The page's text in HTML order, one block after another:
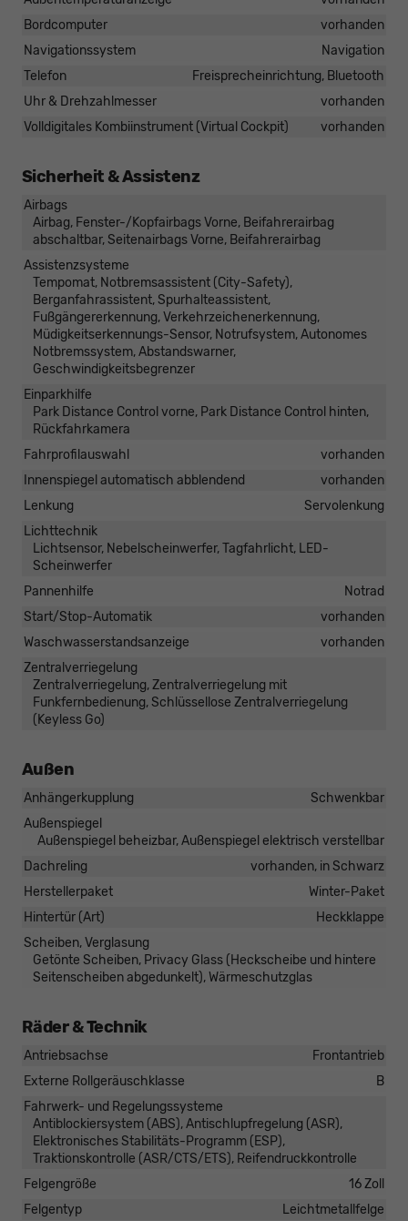
Bordcomputer
vorhanden
Navigationssystem
Navigation
Telefon
Freisprecheinrichtung, Bluetooth
Uhr & Drehzahlmesser
vorhanden
Volldigitales Kombiinstrument (Virtual Cockpit)
vorhanden
Sicherheit & Assistenz
Airbags
Airbag, Fenster-/Kopfairbags Vorne, Beifahrerairbag
abschaltbar, Seitenairbags Vorne, Beifahrerairbag
Assistenzsysteme
Tempomat, Notbremsassistent (City-Safety),
Berganfahrassistent, Spurhalteassistent,
Fußgängererkennung, Verkehrzeichenerkennung,
Müdigkeitserkennungs-Sensor, Notrufsystem, Autonomes
Notbremssystem, Abstandswarner,
Geschwindigkeitsbegrenzer
Einparkhilfe
Park Distance Control vorne, Park Distance Control hinten,
Rückfahrkamera
Fahrprofilauswahl
vorhanden
Innenspiegel automatisch abblendend
vorhanden
Lenkung
Servolenkung
Lichttechnik
Lichtsensor, Nebelscheinwerfer, Tagfahrlicht, LED-
Scheinwerfer
Pannenhilfe
Notrad
Start/Stop-Automatik
vorhanden
Waschwasserstandsanzeige
vorhanden
Zentralverriegelung
Zentralverriegelung, Zentralverriegelung mit
Funkfernbedienung, Schlüssellose Zentralverriegelung
(Keyless Go)
Außen
Anhängerkupplung
Schwenkbar
Außenspiegel
Außenspiegel beheizbar, Außenspiegel elektrisch verstellbar
Dachreling
vorhanden, in Schwarz
Herstellerpaket
Winter-Paket
Hintertür (Art)
Heckklappe
Scheiben, Verglasung
Getönte Scheiben, Privacy Glass (Heckscheibe und hintere
Seitenscheiben abgedunkelt), Wärmeschutzglas
Räder & Technik
Antriebsachse
Frontantrieb
Externe Rollgeräuschklasse
B
Fahrwerk- und Regelungssysteme
Antiblockiersystem (ABS), Antischlupfregelung (ASR),
Elektronisches Stabilitäts-Programm (ESP),
Traktionskontrolle (ASR/CTS/ETS), Reifendruckkontrolle
Felgengröße
16 Zoll
Felgentyp
Leichtmetallfelge